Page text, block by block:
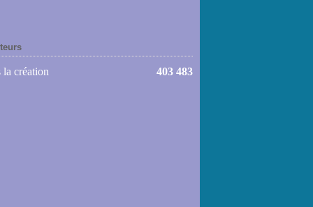
la création 403 483